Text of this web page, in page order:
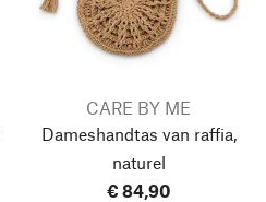
CARE BY ME
Dameshandtas van raffia,
naturel
€ 84,90